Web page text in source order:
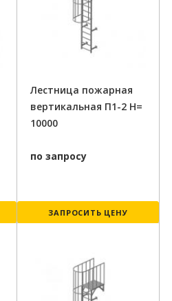
Лестница пожарная
вертикальная П1-2 H=
10000
по запросу
ЗАПРОСИТЬ ЦЕНУ